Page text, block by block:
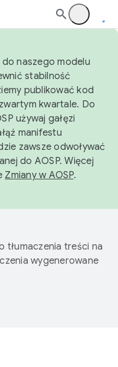
naszego modelu
stabilność
publikować kod
kwartale. Do
używaj gałęzi
manifestu
zawsze odwoływać
do AOSP. Więcej
Zmiany w AOSP.
tłumaczenia treści na
wygenerowane